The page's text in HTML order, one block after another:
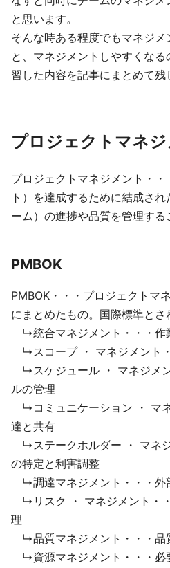
と思います。
そんな時ある程度でもマネジ
と、マネジメントしやすくな
習した内容を記事にまとめて残
プロジェクトマネジ
プロジェクトマネジメント・
ト）を達成するために結成さ
ーム）の進捗や品質を管理する
PMBOK
PMBOK・・・プロジェクトマ
にまとめたもの。国際標準とさ
↳統合マネジメント・・・作
↳スコープ ・ マネジメント
↳スケジュール ・ マネジメ
ルの管理
↳コミュニケーション ・ マ
達と共有
↳ステークホルダー ・ マネ
の特定と利害調整
↳調達マネジメント・・・外
↳リスク ・ マネジメント・
理
↳品質マネジメント・・・品
↳資源マネジメント・・・必